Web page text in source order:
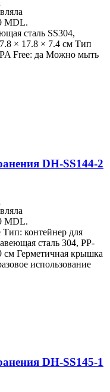
MDL.
сталь SS304,
× 17.8 × 7.4 см Тип
Free: да Можно мыть
DH-SS144-2
MDL.
контейнер для
сталь 304, PP-
см Герметичная крышка
использование
DH-SS145-1